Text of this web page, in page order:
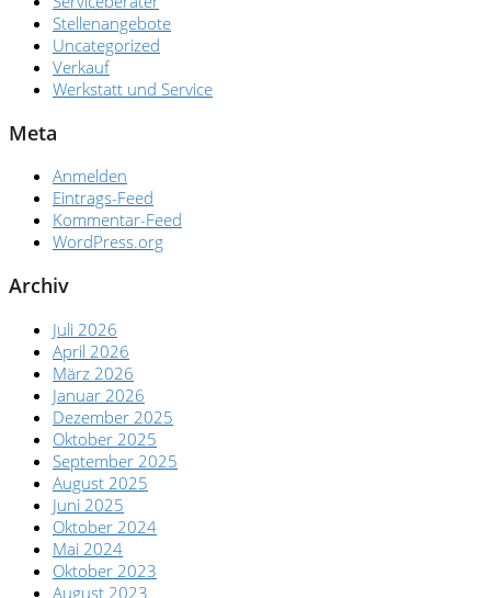
Stellenangebote
Uncategorized
Verkauf
Werkstatt und Service
Meta
Anmelden
Eintrags-Feed
Kommentar-Feed
WordPress.org
Archiv
Juli 2026
April 2026
März 2026
Januar 2026
Dezember 2025
Oktober 2025
September 2025
August 2025
Juni 2025
Oktober 2024
Mai 2024
Oktober 2023
August 2023